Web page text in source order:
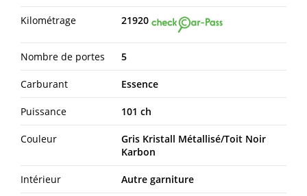
Kilométrage 21920
Nombre de portes 5
Carburant Essence
Puissance 101 ch
Couleur
Gris Kristall Métallisé/Toit Noir
Karbon
Intérieur Autre garniture